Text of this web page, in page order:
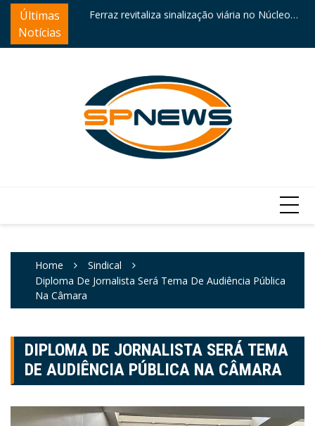
Skip
content
Últimas
Notícias
destaques
Ferraz revitaliza sinalização viária no Núcleo
Home
Sindical
Diploma De Jornalista Será Tema De Audiência Pública
Na Câmara
DIPLOMA DE JORNALISTA SERÁ TEMA
DE AUDIÊNCIA PÚBLICA NA CÂMARA